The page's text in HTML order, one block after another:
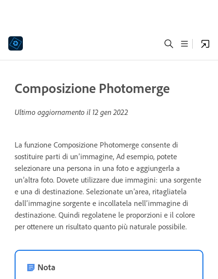
Composizione Photomerge
Ultimo aggiornamento il 12 gen 2022
La funzione Composizione Photomerge consente di
sostituire parti di un’immagine, Ad esempio, potete
selezionare una persona in una foto e aggiungerla a
un’altra foto. Dovete utilizzare due immagini: una sorgente
e una di destinazione. Selezionate un’area, ritagliatela
dall’immagine sorgente e incollatela nell’immagine di
destinazione. Quindi regolatene le proporzioni e il colore
per ottenere un risultato quanto più naturale possibile.
Nota